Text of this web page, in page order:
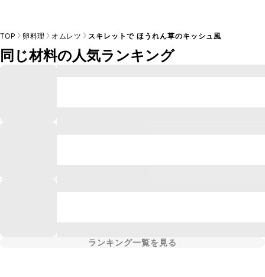
TOP 卵料理 オムレツ スキレットで ほうれん草のキッシュ風
同じ材料の人気ランキング
ランキング一覧を見る